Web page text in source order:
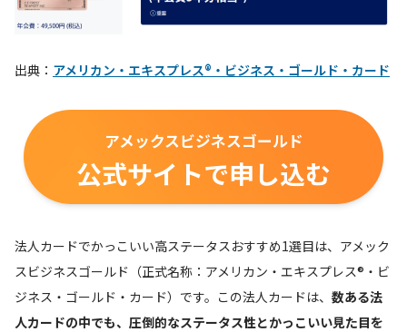
出典： アメリカン・エキスプレス®・ビジネス・ゴールド・カード
アメックスビジネスゴールド
公式サイトで申し込む
法人カードでかっこいい高ステータスおすすめ1選目は、アメック
スビジネスゴールド（正式名称：アメリカン・エキスプレス®・ビ
ジネス・ゴールド・カード）です。この法人カードは、 数ある法
人カードの中でも、圧倒的なステータス性とかっこいい見た目を